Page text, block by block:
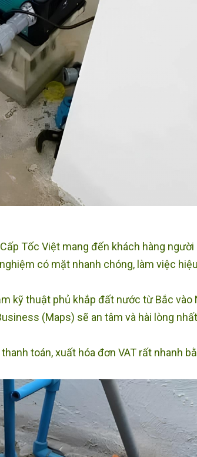
Tốc Việt mang đến khách hàng người
có mặt nhanh chóng, làm việc
kỹ thuật phủ khắp đất nước từ Bắc vào
(Maps) sẽ an tâm và hài lòng
toán, xuất hóa đơn VAT rất nhanh